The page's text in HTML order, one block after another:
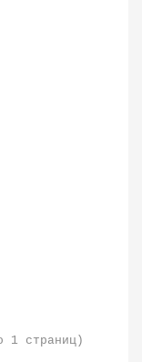
1 страниц)